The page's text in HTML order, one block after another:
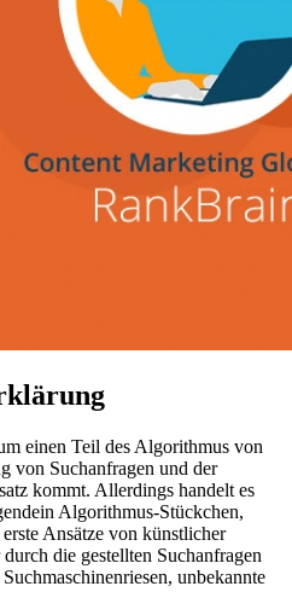
einen Teil des Algorithmus von
von Suchanfragen und der
kommt. Allerdings handelt es
Algorithmus-Stückchen,
Ansätze von künstlicher
die gestellten Suchanfragen
unbekannte